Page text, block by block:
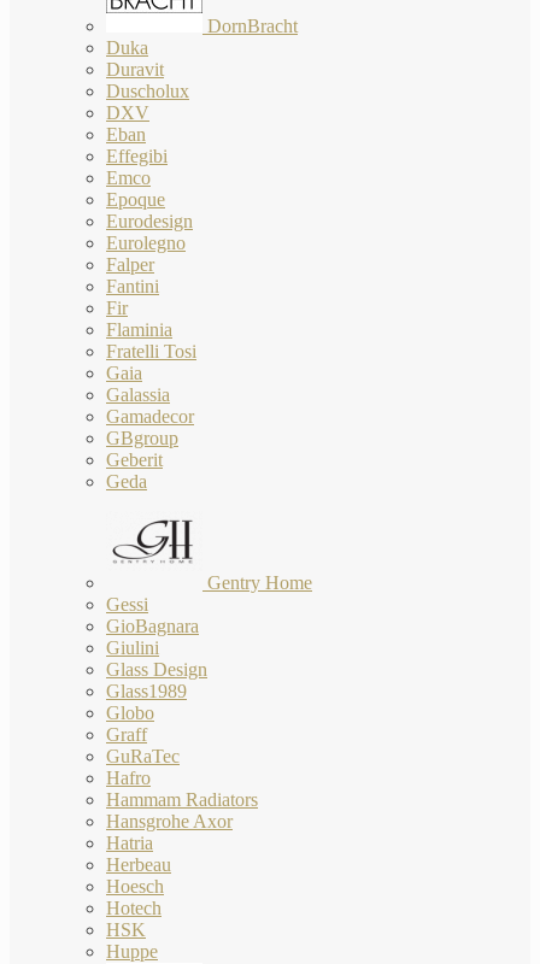
DornBracht
Duka
Duravit
Duscholux
DXV
Eban
Effegibi
Emco
Epoque
Eurodesign
Eurolegno
Falper
Fantini
Fir
Flaminia
Fratelli Tosi
Gaia
Galassia
Gamadecor
GBgroup
Geberit
Geda
Gentry Home
Gessi
GioBagnara
Giulini
Glass Design
Glass1989
Globo
Graff
GuRaTec
Hafro
Hammam Radiators
Hansgrohe Axor
Hatria
Herbeau
Hoesch
Hotech
HSK
Huppe